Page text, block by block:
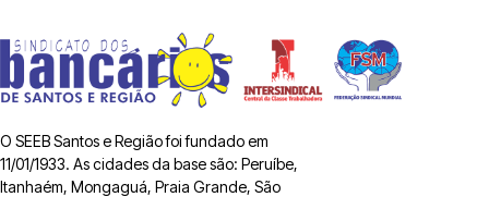
O SEEB Santos e Região foi fundado em
11/01/1933. As cidades da base são: Peruíbe,
Itanhaém, Mongaguá, Praia Grande, São